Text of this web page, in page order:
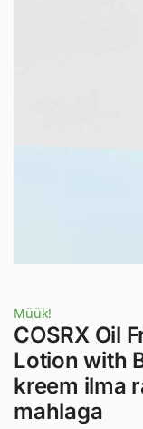
Müük!
COSRX Oil
Lotion with
kreem ilma
mahlaga